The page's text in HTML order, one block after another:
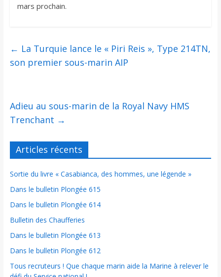
mars prochain.
← La Turquie lance le « Piri Reis », Type 214TN,
son premier sous-marin AIP
Adieu au sous-marin de la Royal Navy HMS
Trenchant →
Articles récents
Sortie du livre « Casabianca, des hommes, une légende »
Dans le bulletin Plongée 615
Dans le bulletin Plongée 614
Bulletin des Chaufferies
Dans le bulletin Plongée 613
Dans le bulletin Plongée 612
Tous recruteurs ! Que chaque marin aide la Marine à relever le